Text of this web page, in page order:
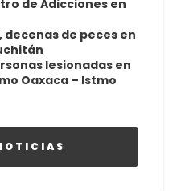
de Adicciones en
de peces en
lesionadas en
Oaxaca – Istmo